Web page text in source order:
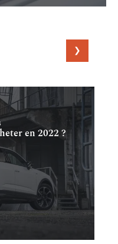
en 2022 ?